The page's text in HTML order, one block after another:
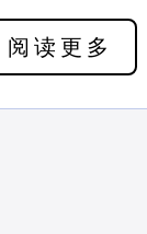
阅读更多